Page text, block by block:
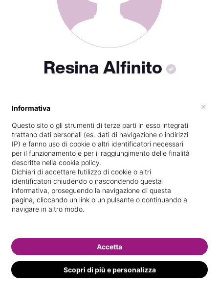
Resina Alfinito
Diplomatapresso la scuolaMery
Silvestri nel25/02/1998
Vedi le informazioni di Resina
Informativa
Questo sito o gli strumenti di terze parti in esso integrati
trattano dati personali (es. dati di navigazione o indirizzi
IP) e fanno uso di cookie o altri identificatori necessari
per il funzionamento e per il raggiungimento delle finalità
descritte nella cookie policy.
Dichiari di accettare l’utilizzo di cookie o altri
identificatori chiudendo o nascondendo questa
informativa, proseguendo la navigazione di questa
pagina, cliccando un link o un pulsante o continuando a
navigare in altro modo.
Scopri di più e personalizza
Accetta
×